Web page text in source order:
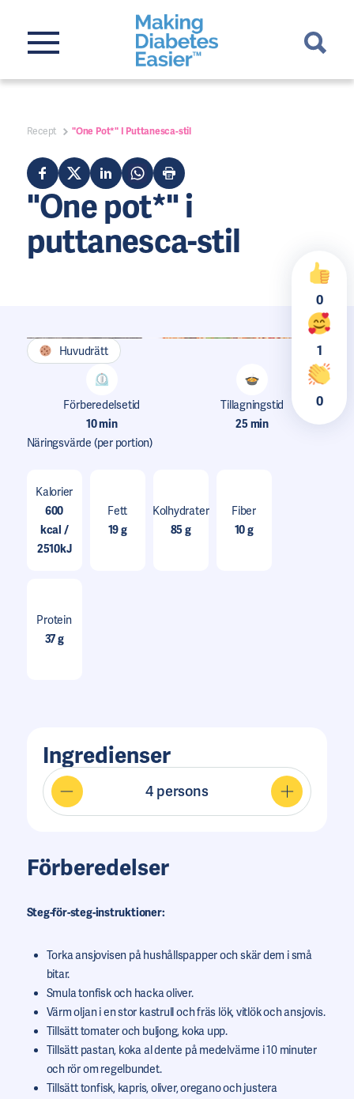
Recept "One Pot*" I Puttanesca-stil
"One pot*" i
puttanesca-stil
0
1
0
Huvudrätt
Förberedelsetid
10 min
Tillagningstid
25 min
Näringsvärde (per portion)
Kalorier
600
kcal /
2510kJ
Fett
19 g
Kolhydrater
85 g
Fiber
10 g
Protein
37 g
Ingredienser
4 persons
Förberedelser
Steg-för-steg-instruktioner:
Torka ansjovisen på hushållspapper och skär dem i små
bitar.
Smula tonfisk och hacka oliver.
Värm oljan i en stor kastrull och fräs lök, vitlök och ansjovis.
Tillsätt tomater och buljong, koka upp.
Tillsätt pastan, koka al dente på medelvärme i 10 minuter
och rör om regelbundet.
Tillsätt tonfisk, kapris, oliver, oregano och justera